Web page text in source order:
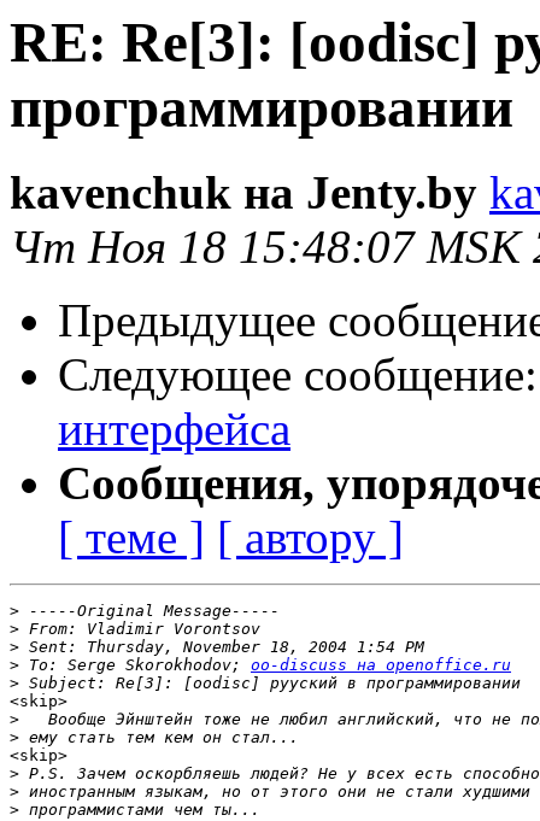
RE: Re[3]: [oodisc]
программировании
kavenchuk на Jenty.by
Чт Ноя 18 15:48:07 MSK
Предыдущее
Следующее
интерфейса
Сообщения,
[ теме ] [ автору ]
>
>
>
> To: Serge Skorokhodov; oo-discuss на openoffice.ru
>
<skip>
>
>
<skip>
>
>
>